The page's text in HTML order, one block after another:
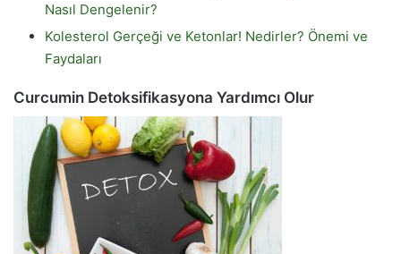
Nasıl Dengelenir?
Kolesterol Gerçeği ve Ketonlar! Nedirler? Önemi ve
Faydaları
Curcumin Detoksifikasyona Yardımcı Olur